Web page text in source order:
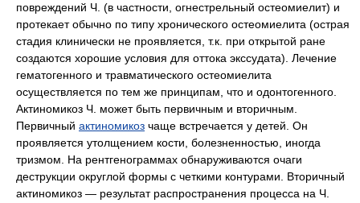
повреждений Ч. (в частности, огнестрельный остеомиелит) и
протекает обычно по типу хронического остеомиелита (острая
стадия клинически не проявляется, т.к. при открытой ране
создаются хорошие условия для оттока экссудата). Лечение
гематогенного и травматического остеомиелита
осуществляется по тем же принципам, что и одонтогенного.
Актиномикоз Ч. может быть первичным и вторичным.
Первичный актиномикоз чаще встречается у детей. Он
проявляется утолщением кости, болезненностью, иногда
тризмом. На рентгенограммах обнаруживаются очаги
деструкции округлой формы с четкими контурами. Вторичный
актиномикоз — результат распространения процесса на Ч.